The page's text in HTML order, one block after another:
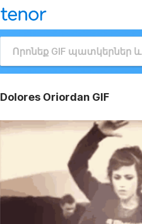
Dolores Oriordan GIF